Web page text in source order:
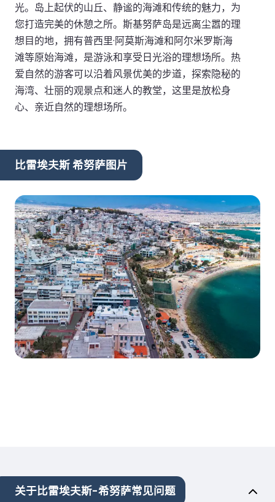
光。岛上起伏的山丘、静谧的海滩和传统的魅力，为
您打造完美的休憩之所。斯基努萨岛是远离尘嚣的理
想目的地，拥有普西里·阿莫斯海滩和阿尔米罗斯海
滩等原始海滩，是游泳和享受日光浴的理想场所。热
爱自然的游客可以沿着风景优美的步道，探索隐秘的
海湾、壮丽的观景点和迷人的教堂，这里是放松身
心、亲近自然的理想场所。
比雷埃夫斯 希努萨图片
关于比雷埃夫斯-希努萨常见问题